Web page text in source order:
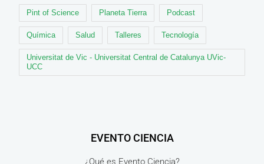
Pint of Science Planeta Tierra Podcast
Química Salud Talleres Tecnología
Universitat de Vic - Universitat Central de Catalunya UVic-
UCC
EVENTO CIENCIA
¿Qué es Evento Ciencia?